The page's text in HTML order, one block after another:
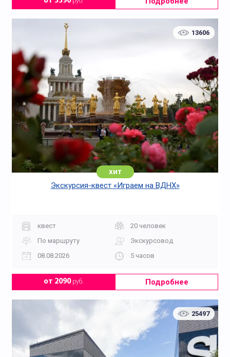
13606
хит
Экскурсия-квест «Играем на ВДНХ»
квест
20 человек
По маршруту
Экскурсовод
08.08.2026
5 часов
от 2090руб. Подробнее
25497